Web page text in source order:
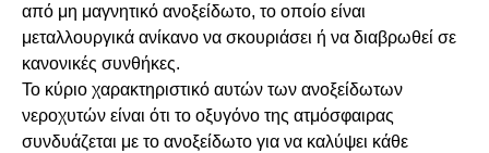
από μη μαγνητικό ανοξείδωτο, το οποίο είναι
μεταλλουργικά ανίκανο να σκουριάσει ή να διαβρωθεί σε
κανονικές συνθήκες.
Το κύριο χαρακτηριστικό αυτών των ανοξείδωτων
νεροχυτών είναι ότι το οξυγόνο της ατμόσφαιρας
συνδυάζεται με το ανοξείδωτο για να καλύψει κάθε